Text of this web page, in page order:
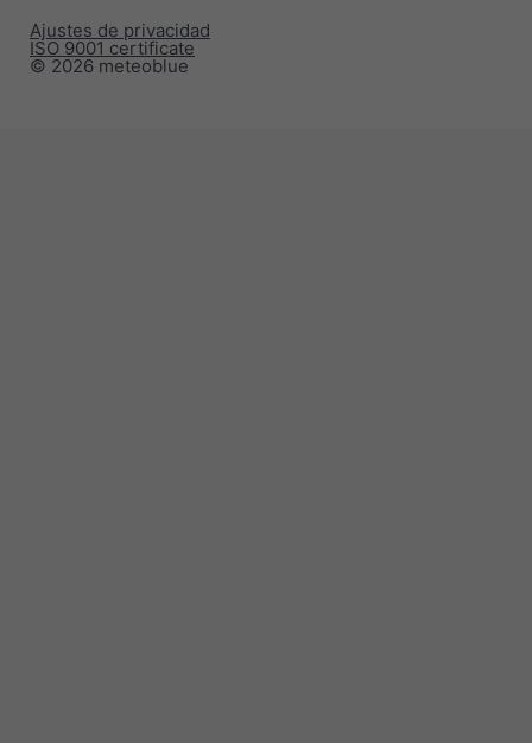
© 2026 meteoblue
ISO 9001 certificate
Ajustes de privacidad